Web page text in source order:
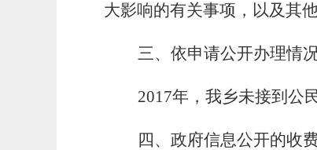
大影响的有关事项，以及其
三、依申请公开办理情
2017年，我乡未接到公
四、政府信息公开的收